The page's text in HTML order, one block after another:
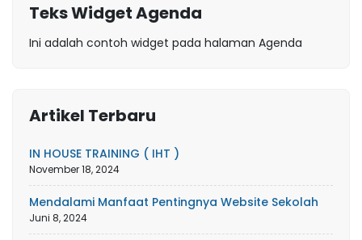
Teks Widget Agenda
Ini adalah contoh widget pada halaman Agenda
Artikel Terbaru
IN HOUSE TRAINING ( IHT )
November 18, 2024
Mendalami Manfaat Pentingnya Website Sekolah
Juni 8, 2024